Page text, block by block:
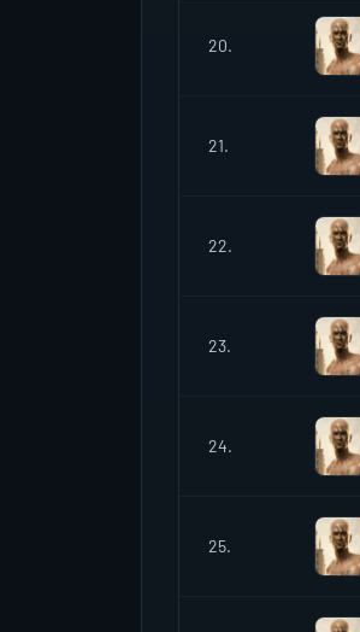
20.
21.
22.
23.
24.
25.